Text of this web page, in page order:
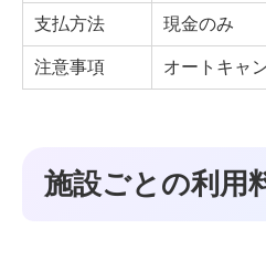
支払方法 現金のみ
注意事項 オートキャ
施設ごとの利用